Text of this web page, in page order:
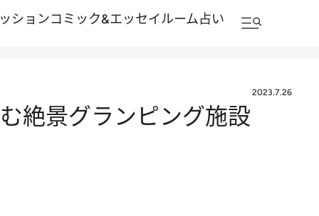
ションコミック&エッセイルーム占い
2023.7.26
絶景グランピング施設